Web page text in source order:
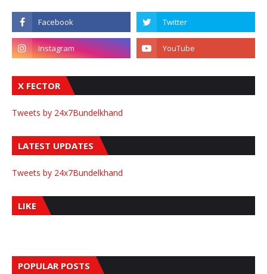
X FECTOR
Tweets by 24x7Bundelkhand
LATEST UPDATES
Tweets by 24x7Bundelkhand
LIKE
POPULAR POSTS